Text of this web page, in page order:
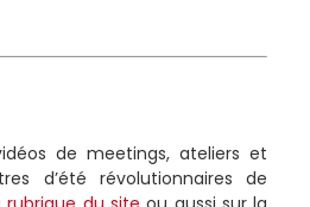
de meetings, ateliers et
d’été révolutionnaires de